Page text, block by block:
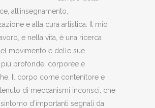
all’insegnamento,
e alla cura artistica. Il mio
e nella vita, è una ricerca
movimento e delle sue
più profonde, corporee e
Il corpo come contenitore e
di meccanismi inconsci, che
d’importanti segnali da